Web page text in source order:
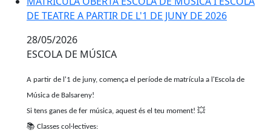
DE TEATRE A PARTIR DE L'1 DE JUNY DE 2026
28/05/2026
ESCOLA DE MÚSICA
A partir de l'1 de juny, comença el període de matrícula a l'Escola de
Música de Balsareny!
Si tens ganes de fer música, aquest és el teu moment! 💥
📚 Classes col·lectives: